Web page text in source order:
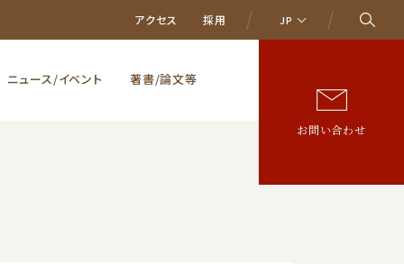
アクセス 採用 JP
ニュース/イベント 著書/論文等
お問い合わせ